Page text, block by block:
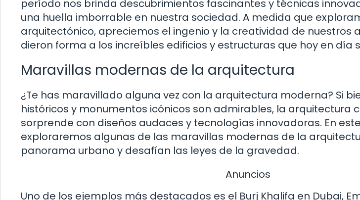
período nos brinda descubrimientos fascinantes y técnicas
una huella imborrable en nuestra sociedad. A medida que
arquitectónico, apreciemos el ingenio y la creatividad de nuestros
dieron forma a los increíbles edificios y estructuras que hoy en día
Maravillas modernas de la arquitectura
¿Te has maravillado alguna vez con la arquitectura moderna? Si
históricos y monumentos icónicos son admirables, la arquitectura
sorprende con diseños audaces y tecnologías innovadoras. En
exploraremos algunas de las maravillas modernas de la
panorama urbano y desafían las leyes de la gravedad.
Anuncios
Uno de los ejemplos más destacados es el Burj Khalifa en Dubai,